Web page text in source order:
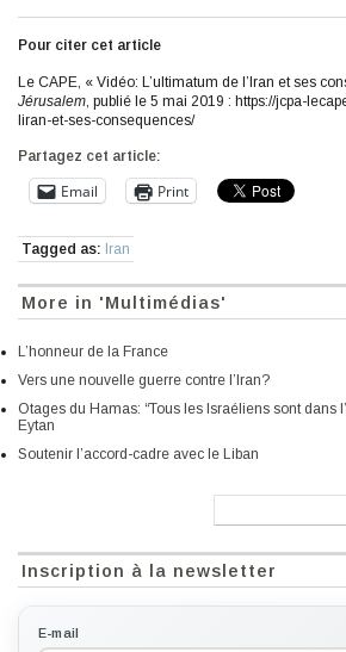
Pour citer cet article
Le CAPE, « Vidéo: L’ultimatum de l’Iran et ses
Jérusalem, publié le 5 mai 2019 : https://jcpa-
liran-et-ses-consequences/
Partagez cet article:
Email Print
Tagged as: Iran
More in 'Multimédias'
L’honneur de la France
Vers une nouvelle guerre contre l’Iran?
Otages du Hamas: “Tous les Israéliens sont dans
Eytan
Soutenir l’accord-cadre avec le Liban
Inscription à la newsletter
E-mail